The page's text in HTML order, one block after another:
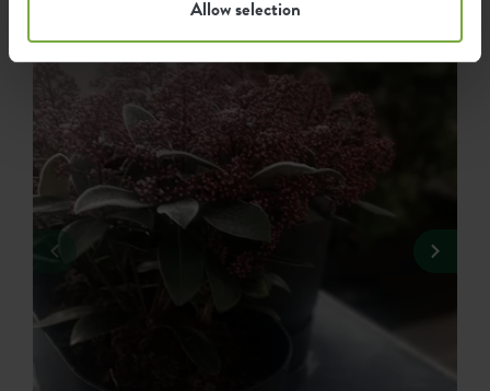
Allow selection